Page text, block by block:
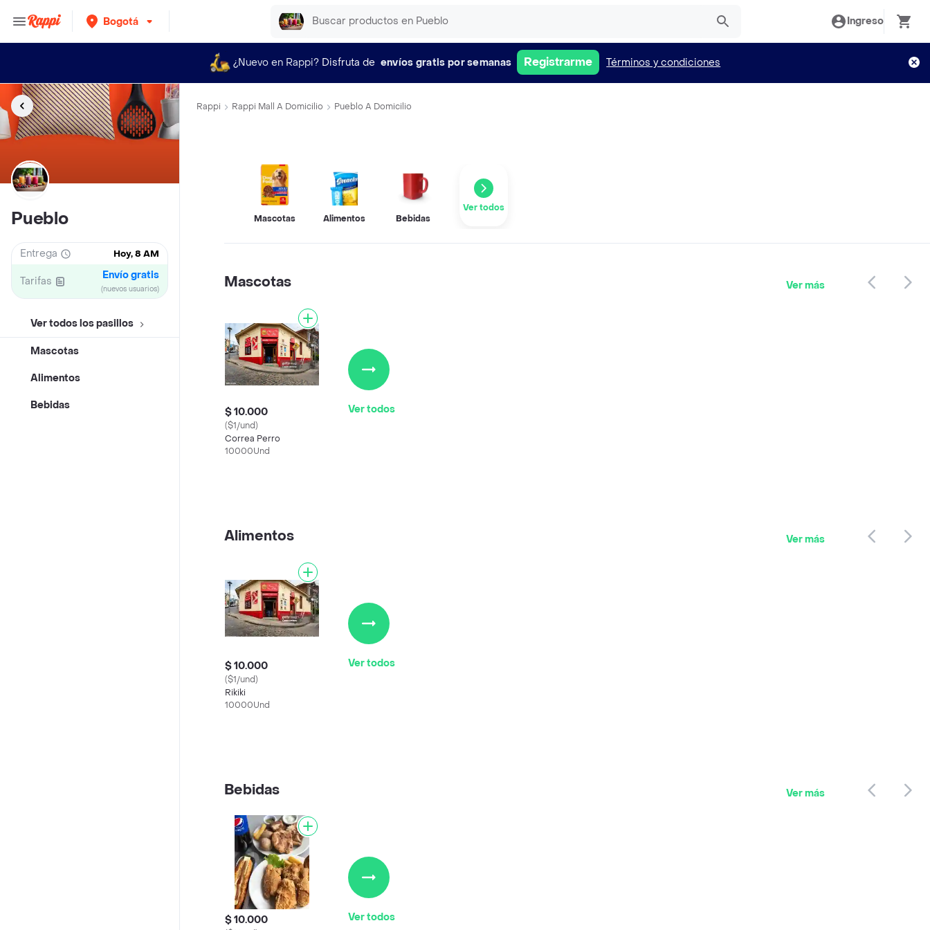
Bogotá Ingreso
¿Nuevo en Rappi? Disfruta de envíos gratis por semanas Registrarme Términos y condiciones
Pueblo
Entrega Hoy, 8 AM
Tarifas Envío gratis
(nuevos usuarios)
Ver todos los pasillos
Mascotas
Alimentos
Bebidas
Rappi Rappi Mall A Domicilio Pueblo A Domicilio
Mascotas Alimentos Bebidas
Ver todos
Mascotas Ver más
$ 10.000
($1/und)
Correa Perro
10000Und
Ver todos
Alimentos Ver más
$ 10.000
($1/und)
Rikiki
10000Und
Ver todos
Bebidas Ver más
$ 10.000 Ver todos